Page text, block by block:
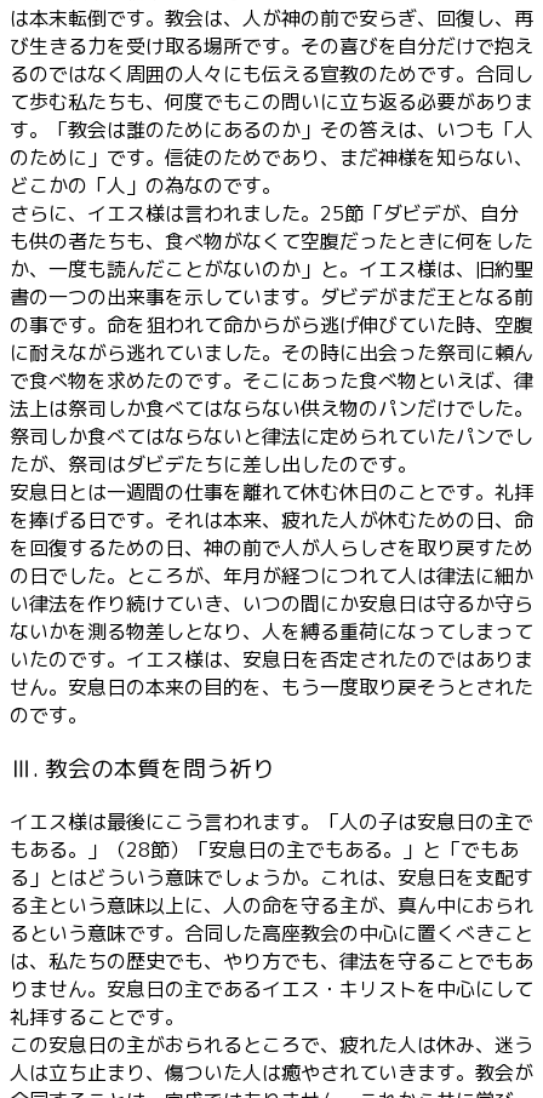
は本末転倒です。教会は、人が神の前で安らぎ、回復し、再
び生きる力を受け取る場所です。その喜びを自分だけで抱え
るのではなく周囲の人々にも伝える宣教のためです。合同し
て歩む私たちも、何度でもこの問いに立ち返る必要がありま
す。「教会は誰のためにあるのか」その答えは、いつも「人
のために」です。信徒のためであり、まだ神様を知らない、
どこかの「人」の為なのです。
さらに、イエス様は言われました。25節「ダビデが、自分
も供の者たちも、食べ物がなくて空腹だったときに何をした
か、一度も読んだことがないのか」と。イエス様は、旧約聖
書の一つの出来事を示しています。ダビデがまだ王となる前
の事です。命を狙われて命からがら逃げ伸びていた時、空腹
に耐えながら逃れていました。その時に出会った祭司に頼ん
で食べ物を求めたのです。そこにあった食べ物といえば、律
法上は祭司しか食べてはならない供え物のパンだけでした。
祭司しか食べてはならないと律法に定められていたパンでし
たが、祭司はダビデたちに差し出したのです。
安息日とは一週間の仕事を離れて休む休日のことです。礼拝
を捧げる日です。それは本来、疲れた人が休むための日、命
を回復するための日、神の前で人が人らしさを取り戻すため
の日でした。ところが、年月が経つにつれて人は律法に細か
い律法を作り続けていき、いつの間にか安息日は守るか守ら
ないかを測る物差しとなり、人を縛る重荷になってしまって
いたのです。イエス様は、安息日を否定されたのではありま
せん。安息日の本来の目的を、もう一度取り戻そうとされた
のです。
Ⅲ. 教会の本質を問う祈り
イエス様は最後にこう言われます。「人の子は安息日の主で
もある。」（28節）「安息日の主でもある。」と「でもあ
る」とはどういう意味でしょうか。これは、安息日を支配す
る主という意味以上に、人の命を守る主が、真ん中におられ
るという意味です。合同した高座教会の中心に置くべきこと
は、私たちの歴史でも、やり方でも、律法を守ることでもあ
りません。安息日の主であるイエス・キリストを中心にして
礼拝することです。
この安息日の主がおられるところで、疲れた人は休み、迷う
人は立ち止まり、傷ついた人は癒やされていきます。教会が